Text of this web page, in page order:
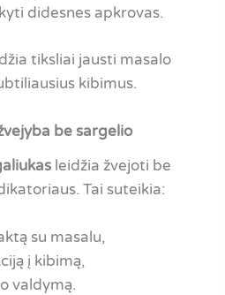
didesnes apkrovas.
tiksliai jausti masalo
kibimus.
be sargelio
leidžia žvejoti be
Tai suteikia:
su masalu,
į kibimą,
valdymą.